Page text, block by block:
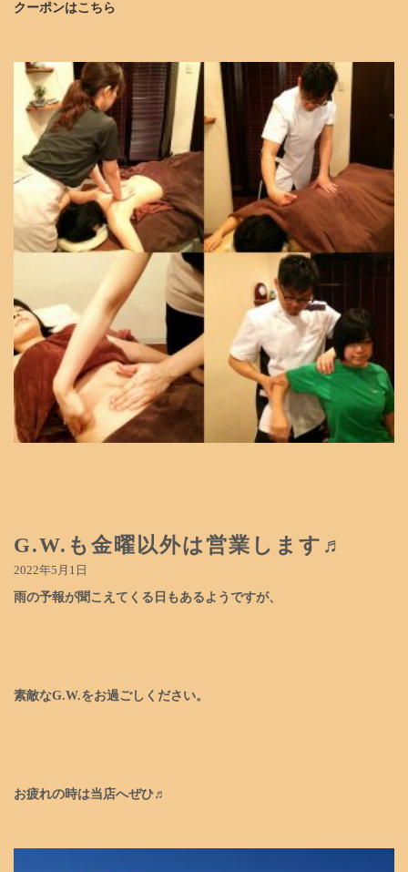
クーポンはこちら
G.W.も金曜以外は営業します♬
2022年5月1日
雨の予報が聞こえてくる日もあるようですが、
素敵なG.W.をお過ごしください。
お疲れの時は当店へぜひ♬